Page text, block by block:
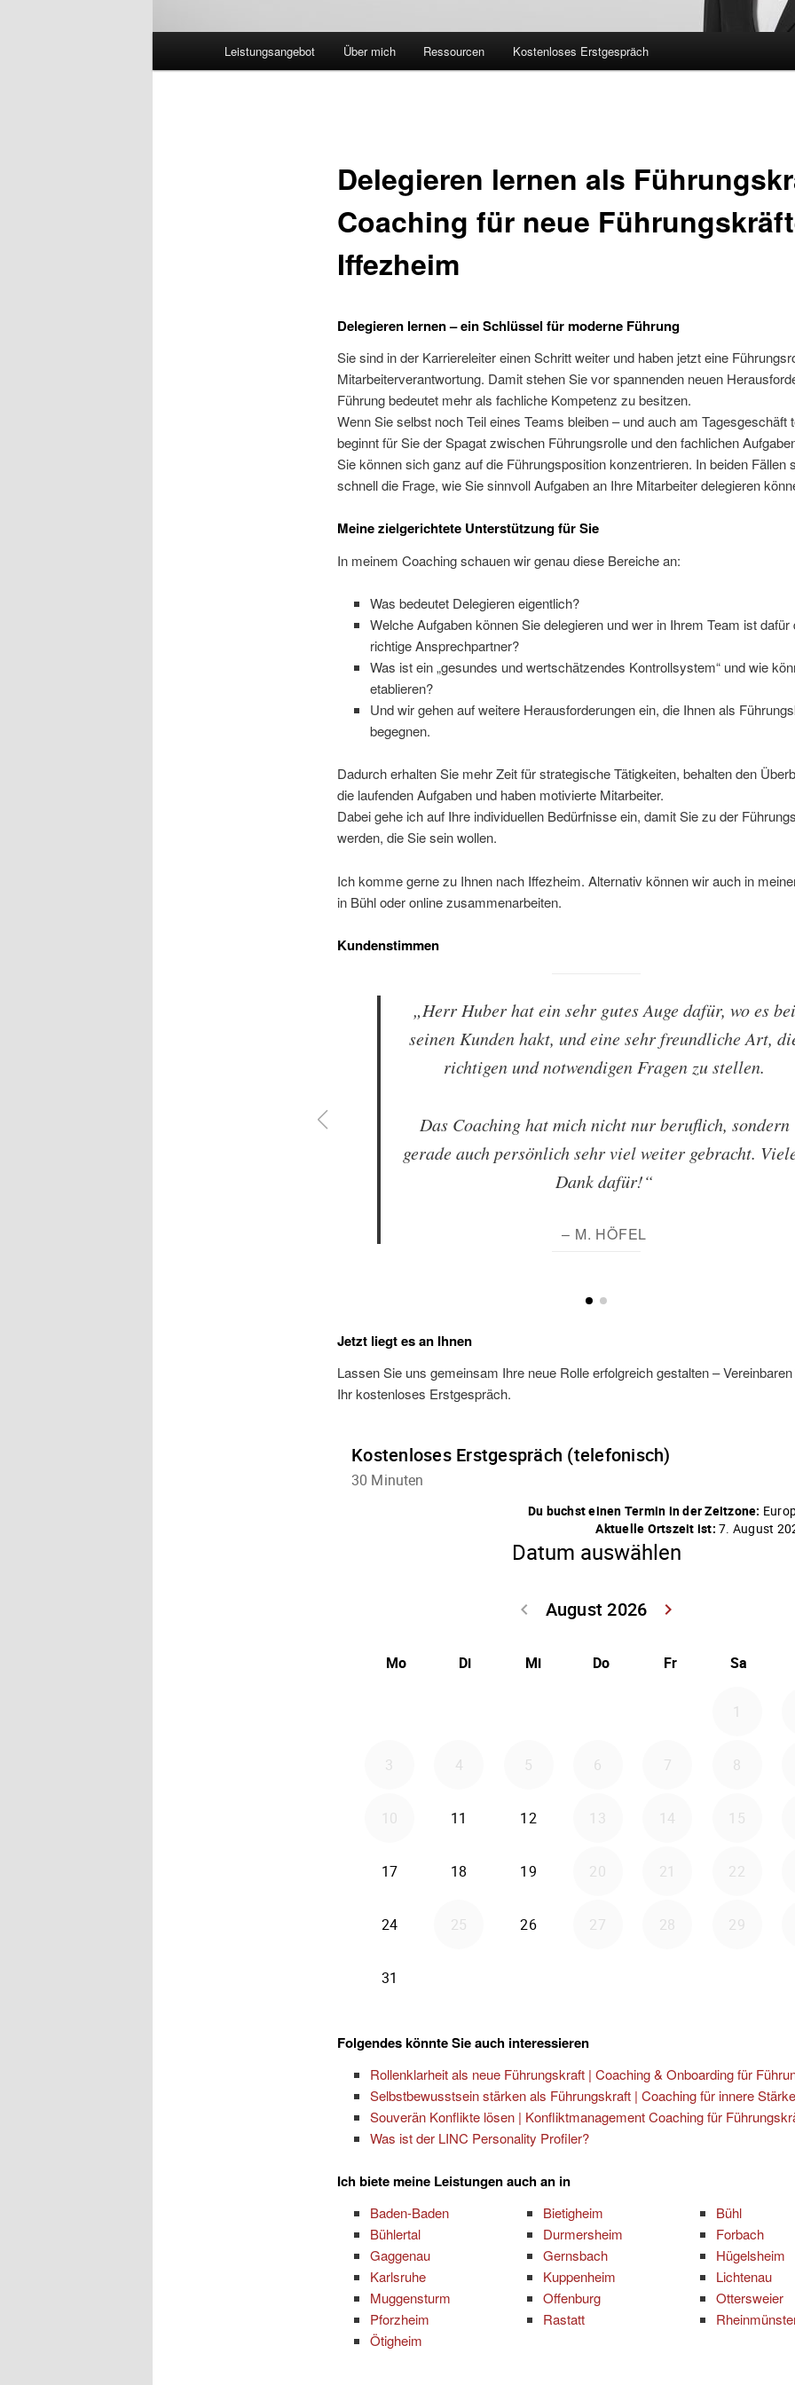
Leistungsangebot Über mich Ressourcen Kostenloses Erstgespräch
Delegieren lernen als
Coaching für neue
Iffezheim
Delegieren lernen – ein Schlüssel für moderne Führung
Sie sind in der Karriereleiter einen Schritt weiter und haben jetzt eine
Mitarbeiterverantwortung. Damit stehen Sie vor spannenden neuen
Führung bedeutet mehr als fachliche Kompetenz zu besitzen.
Wenn Sie selbst noch Teil eines Teams bleiben – und auch am Tagesgeschäft
beginnt für Sie der Spagat zwischen Führungsrolle und den fachlichen
Sie können sich ganz auf die Führungsposition konzentrieren. In beiden Fällen
schnell die Frage, wie Sie sinnvoll Aufgaben an Ihre Mitarbeiter delegieren
Meine zielgerichtete Unterstützung für Sie
In meinem Coaching schauen wir genau diese Bereiche an:
Was bedeutet Delegieren eigentlich?
Welche Aufgaben können Sie delegieren und wer in Ihrem Team ist dafür
richtige Ansprechpartner?
Was ist ein „gesundes und wertschätzendes Kontrollsystem“ und wie
etablieren?
Und wir gehen auf weitere Herausforderungen ein, die Ihnen als
begegnen.
Dadurch erhalten Sie mehr Zeit für strategische Tätigkeiten, behalten den
die laufenden Aufgaben und haben motivierte Mitarbeiter.
Dabei gehe ich auf Ihre individuellen Bedürfnisse ein, damit Sie zu der
werden, die Sie sein wollen.
Ich komme gerne zu Ihnen nach Iffezheim. Alternativ können wir auch in
in Bühl oder online zusammenarbeiten.
Kundenstimmen
„Herr Huber hat ein sehr gutes Auge dafür, wo es bei
seinen Kunden hakt, und eine sehr freundliche Art,
richtigen und notwendigen Fragen zu stellen.
Das Coaching hat mich nicht nur beruflich, sondern
gerade auch persönlich sehr viel weiter gebracht.
Dank dafür!“
– M. HÖFEL
Jetzt liegt es an Ihnen
Lassen Sie uns gemeinsam Ihre neue Rolle erfolgreich gestalten –
Ihr kostenloses Erstgespräch.
Folgendes könnte Sie auch interessieren
Rollenklarheit als neue Führungskraft | Coaching & Onboarding für
Selbstbewusstsein stärken als Führungskraft | Coaching für innere Stärke
Souverän Konflikte lösen | Konfliktmanagement Coaching für
Was ist der LINC Personality Profiler?
Ich biete meine Leistungen auch an in
Baden-Baden
Bühlertal
Gaggenau
Karlsruhe
Muggensturm
Pforzheim
Ötigheim
Bietigheim
Durmersheim
Gernsbach
Kuppenheim
Offenburg
Rastatt
Bühl
Forbach
Hügelsheim
Lichtenau
Ottersweier